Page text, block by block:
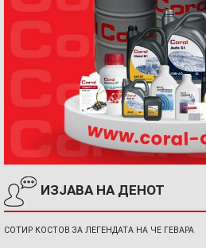
ИЗЈАВА НА ДЕНОТ
СОТИР КОСТОВ ЗА ЛЕГЕНДАТА НА ЧЕ ГЕВАРА